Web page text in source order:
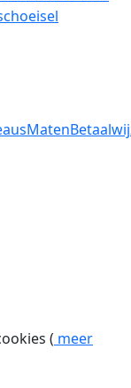
Maten
( meer